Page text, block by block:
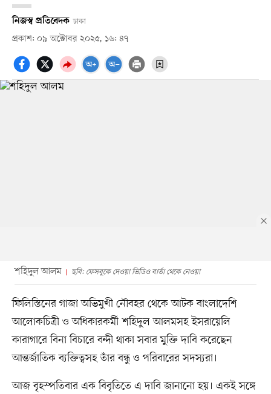
নিজস্ব প্রতিবেদক ঢাকা
প্রকাশ: ০৯ অক্টোবর ২০২৫, ১৬: ৪৭
শহিদুল আলম ছবি: ফেসবুকে দেওয়া ভিডিও বার্তা থেকে নেওয়া
ফিলিস্তিনের গাজা অভিমুখী নৌবহর থেকে আটক বাংলাদেশি
আলোকচিত্রী ও অধিকারকর্মী শহিদুল আলমসহ ইসরায়েলি
কারাগারে বিনা বিচারে বন্দী থাকা সবার মুক্তি দাবি করেছেন
আন্তর্জাতিক ব্যক্তিত্বসহ তাঁর বন্ধু ও পরিবারের সদস্যরা।
আজ বৃহস্পতিবার এক বিবৃতিতে এ দাবি জানানো হয়। একই সঙ্গে